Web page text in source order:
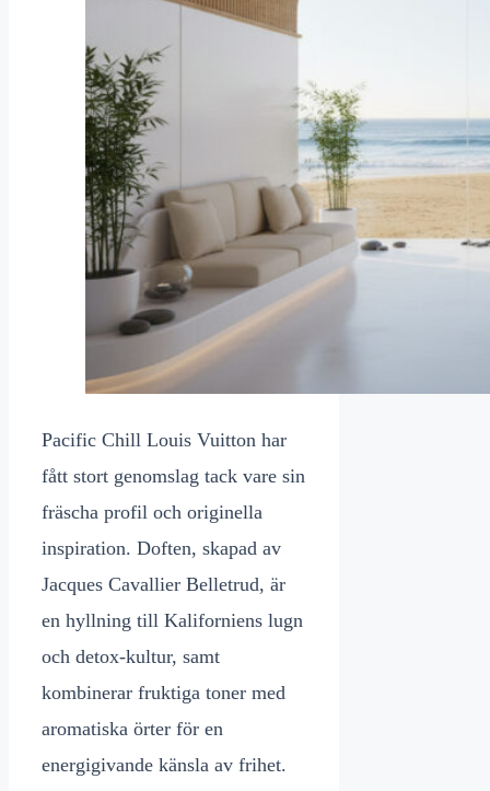
Pacific Chill Louis Vuitton har
fått stort genomslag tack vare sin
fräscha profil och originella
inspiration. Doften, skapad av
Jacques Cavallier Belletrud, är
en hyllning till Kaliforniens lugn
och detox-kultur, samt
kombinerar fruktiga toner med
aromatiska örter för en
energigivande känsla av frihet.